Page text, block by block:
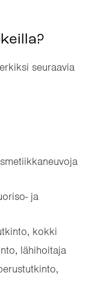
seuraavia
ja
kokki
lähihoitaja